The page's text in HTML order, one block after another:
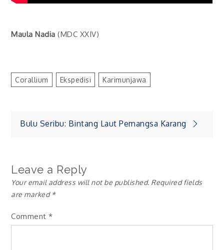
Maula Nadia (MDC XXIV)
Corallium Ekspedisi Karimunjawa
Post
Bulu Seribu: Bintang Laut Pemangsa Karang
Leave a Reply
Your email address will not be published. Required fields
are marked *
Comment*